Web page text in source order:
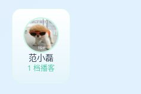
范小磊
1 档播客